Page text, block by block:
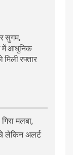
सुगम,
में आधुनिक
मिली रफ्तार
मलबा,
लेकिन अलर्ट